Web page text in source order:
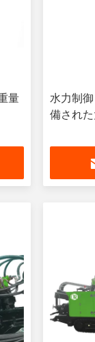
量
水力制
備され